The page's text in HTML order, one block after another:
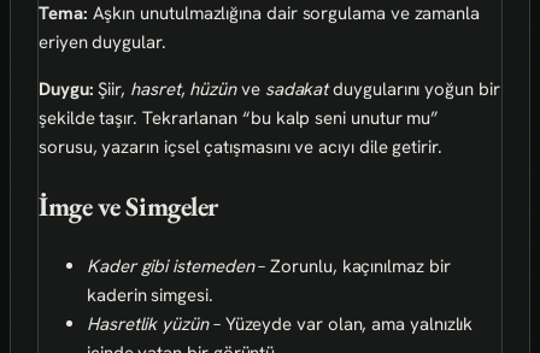
Tema: Aşkın unutulmazlığına dair sorgulama ve zamanla
eriyen duygular.
Duygu: Şiir, hasret, hüzünve sadakatduygularını yoğun bir
şekilde taşır. Tekrarlanan “bu kalp seni unutur mu”
sorusu, yazarın içsel çatışmasını ve acıyı dile getirir.
İmge ve Simgeler
Kader gibi istemeden– Zorunlu, kaçınılmaz bir
kaderin simgesi.
Hasretlik yüzün– Yüzeyde var olan, ama yalnızlık